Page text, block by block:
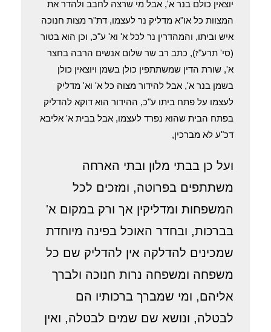
יוצאין כולם בנר א', אבל מי שרצה לחבב ולהדר את
המצוות כל או"א מדליק נר לעצמו, דת"ר מצות חנוכה
איש וביתו, והמהדרין נר לכל א' וא' ע"כ, וכן הוא בטור
(סי' תרע"ז), כתב רב שר שלום אנשים הרבה בחצר
א', שורת הדין שמשתתפין כולן בשמן ויוצאין כולן
בשמן בנר א', אבל להידור מצוה כל א' וא' מדליק
לעצמו על פתח ביתו ע"כ, ההידור הוא דוקא להדליק
בפתח הבית שהוא נפרד לעצמו, אבל בבית א' אליבא
דכ"ע לא מברכין,
ועל כן בבתי מלון ובתי הארחה
משתתפים בפרוטה, ומזכים לכל
המשפחות ומדליקין אך ורק במקום א'
בברכות, ובחדר האוכל בפינה מיוחדת
שמכינים להדלקה אין להדליק שם כל
משפחה ומשפחה נרות חנוכה ולברך
אליהם, ומי שמברך ברכותיו הם
לבטלה, ונושא שם שמים לבטלה, ואין